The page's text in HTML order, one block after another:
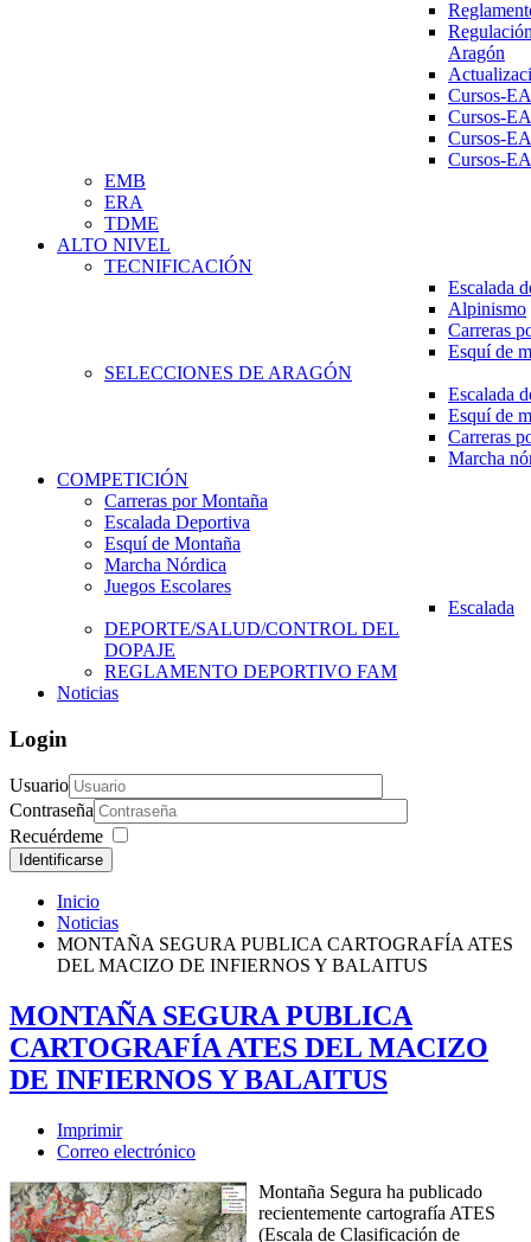
Aragón
Cursos-
Cursos-
Cursos-
Cursos-
EMB
ERA
TDME
ALTO NIVEL
TECNIFICACIÓN
Escalada
Alpinismo
Carreras
Esquí de
SELECCIONES DE ARAGÓN
Escalada
Esquí de
Carreras
Marcha
COMPETICIÓN
Carreras por Montaña
Escalada Deportiva
Esquí de Montaña
Marcha Nórdica
Juegos Escolares
Escalada
DEPORTE/SALUD/CONTROL DEL
DOPAJE
REGLAMENTO DEPORTIVO FAM
Noticias
Login
Usuario
Contraseña
Recuérdeme
Identificarse
Inicio
Noticias
MONTAÑA SEGURA PUBLICA CARTOGRAFÍA ATES
DEL MACIZO DE INFIERNOS Y BALAITUS
MONTAÑA SEGURA PUBLICA
CARTOGRAFÍA ATES DEL MACIZO
DE INFIERNOS Y BALAITUS
Imprimir
Correo electrónico
Montaña Segura ha publicado
recientemente cartografía ATES
(Escala de Clasificación de